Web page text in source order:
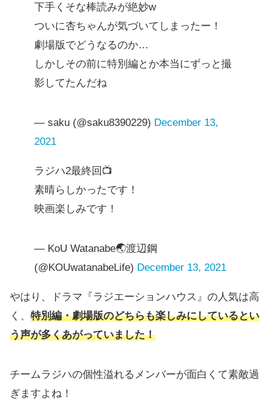
下手くそな棒読みが絶妙w
ついに杏ちゃんが気づいてしまったー！
劇場版でどうなるのか…
しかしその前に特別編とか本当にずっと撮
影してたんだね
— saku (@saku8390229) December 13,
2021
ラジハ2最終回📺️
素晴らしかったです！
映画楽しみです！
— KoU Watanabe🌏渡辺鋼
(@KOUwatanabeLife) December 13, 2021
やはり、ドラマ『ラジエーションハウス』の人気は高
く、 特別編・劇場版のどちらも楽しみにしているとい
う声が多くあがっていました！
チームラジハの個性溢れるメンバーが面白くて素敵過
ぎますよね！